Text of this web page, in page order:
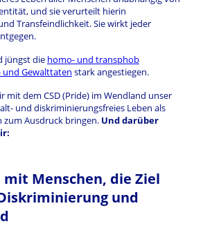
und sie verurteilt hierin
Transfeindlichkeit. Sie wirkt jeder
jüngst die homo- und transphob
Gewalttaten stark angestiegen.
mit dem CSD (Pride) im Wendland unser
und diskriminierungsfreies Leben als
zum Ausdruck bringen. Unddarüber
Menschen, die Ziel
und